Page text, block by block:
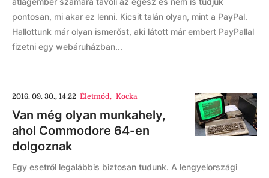
pontosan, mi akar ez lenni. Kicsit talán olyan, mint a PayPal.
Hallottunk már olyan ismerőst, aki látott már embert PayPallal
fizetni egy webáruházban...
2016. 09. 30., 14:22 Életmód, Kocka
Van még olyan munkahely,
ahol Commodore 64-en
dolgoznak
Egy esetről legalábbis biztosan tudunk. A lengyelországi